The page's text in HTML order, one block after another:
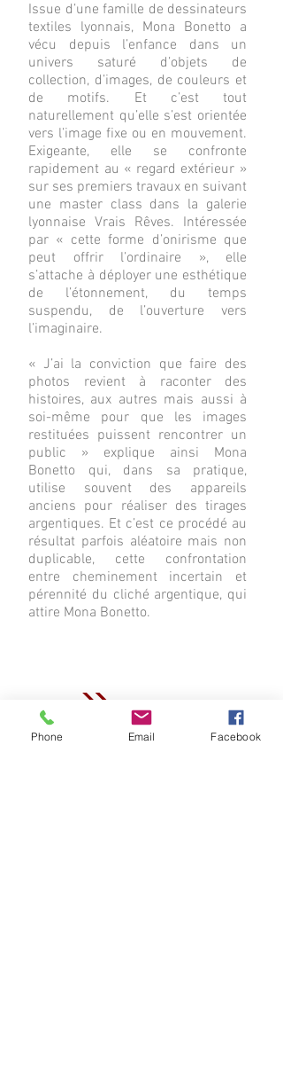
Issue d’une famille de dessinateurs
textiles lyonnais, Mona Bonetto a
vécu depuis l’enfance dans un
univers saturé d’objets de
collection, d’images, de couleurs et
de motifs. Et c’est tout
naturellement qu’elle s’est orientée
vers l’image fixe ou en mouvement.
Exigeante, elle se confronte
rapidement au « regard extérieur »
sur ses premiers travaux en suivant
une master class dans la galerie
lyonnaise Vrais Rêves. Intéressée
par « cette forme d’onirisme que
peut offrir l’ordinaire », elle
s’attache à déployer une esthétique
de l’étonnement, du temps
suspendu, de l’ouverture vers
l’imaginaire.
« J’ai la conviction que faire des
photos revient à raconter des
histoires, aux autres mais aussi à
soi-même pour que les images
restituées puissent rencontrer un
public » explique ainsi Mona
Bonetto qui, dans sa pratique,
utilise souvent des appareils
anciens pour réaliser des tirages
argentiques. Et c’est ce procédé au
résultat parfois aléatoire mais non
duplicable, cette confrontation
entre cheminement incertain et
pérennité du cliché argentique, qui
attire Mona Bonetto.
Phone Email Facebook